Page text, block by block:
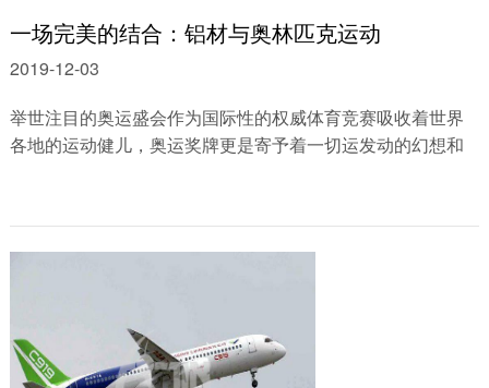
一场完美的结合：铝材与奥林匹克运动
2019-12-03
举世注目的奥运盛会作为国际性的权威体育竞赛吸收着世界
各地的运动健儿，奥运奖牌更是寄予着一切运发动的幻想和